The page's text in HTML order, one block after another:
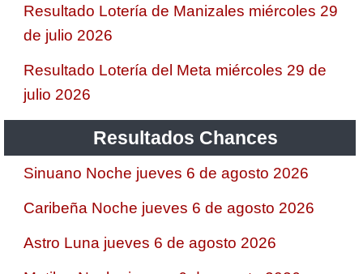
Resultado Lotería de Manizales miércoles 29
de julio 2026
Resultado Lotería del Meta miércoles 29 de
julio 2026
Resultados Chances
Sinuano Noche jueves 6 de agosto 2026
Caribeña Noche jueves 6 de agosto 2026
Astro Luna jueves 6 de agosto 2026